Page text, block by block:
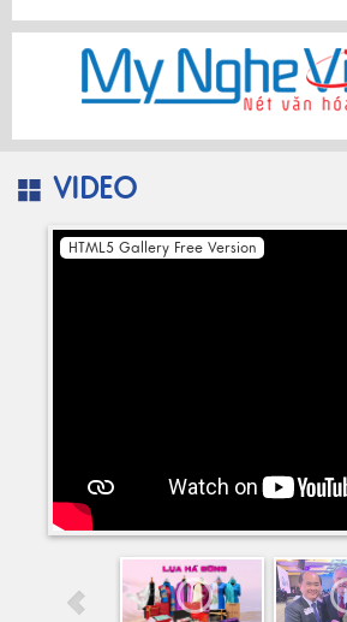
VIDEO
HTML5 Gallery Free Version